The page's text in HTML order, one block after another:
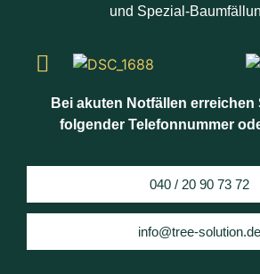
und Spezial-
Bei akuten Notfällen erreichen
folgender Telefonnummer
040 / 20 90 73 72
info@tree-solution.de